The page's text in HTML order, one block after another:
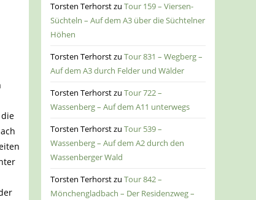
Torsten TerhorstzuTour 159 – Viersen-
Süchteln – Auf dem A3 über die Süchtelner
Höhen
Torsten TerhorstzuTour 831 – Wegberg –
Auf dem A3 durch Felder und Wälder
Torsten TerhorstzuTour 722 –
Wassenberg – Auf dem A11 unterwegs
Torsten TerhorstzuTour 539 –
Wassenberg – Auf dem A2 durch den
Wassenberger Wald
Torsten TerhorstzuTour 842 –
Mönchengladbach – Der Residenzweg –